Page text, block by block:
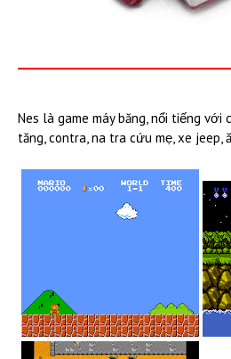
Nes là game máy băng, nổi tiếng với
tăng, contra, na tra cứu mẹ, xe jeep,